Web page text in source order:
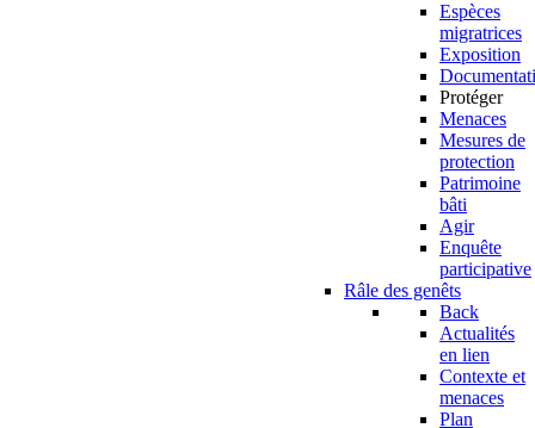
Espèces
migratrices
Exposition
Protéger
Menaces
Mesures de
protection
Patrimoine
bâti
Agir
Enquête
participative
Râle des genêts
Back
Actualités
en lien
Contexte et
menaces
Plan